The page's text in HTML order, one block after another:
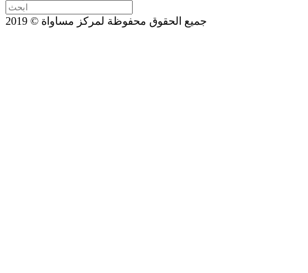
جميع الحقوق محفوظة لمركز مساواة © 2019